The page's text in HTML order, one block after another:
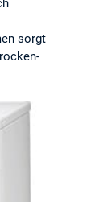
sorgt